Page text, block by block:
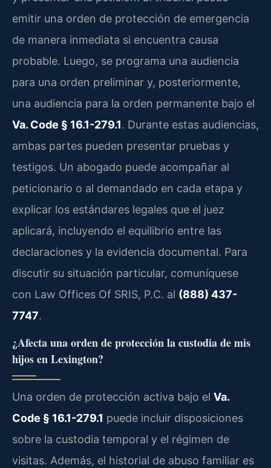
emitir una orden de protección de emergencia
de manera inmediata si encuentra causa
probable. Luego, se programa una audiencia
para una orden preliminar y, posteriormente,
una audiencia para la orden permanente bajo el
Va. Code § 16.1-279.1. Durante estas audiencias,
ambas partes pueden presentar pruebas y
testigos. Un abogado puede acompañar al
peticionario o al demandado en cada etapa y
explicar los estándares legales que el juez
aplicará, incluyendo el equilibrio entre las
declaraciones y la evidencia documental. Para
discutir su situación particular, comuníquese
con Law Offices Of SRIS, P.C. al (888) 437-
7747.
¿Afecta una orden de protección la custodia de mis
hijos en Lexington?
Una orden de protección activa bajo el Va.
Code § 16.1-279.1 puede incluir disposiciones
sobre la custodia temporal y el régimen de
visitas. Además, el historial de abuso familiar es